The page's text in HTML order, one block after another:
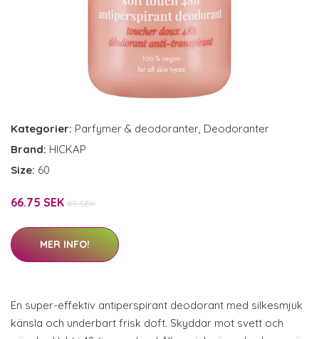
Kategorier: Parfymer & deodoranter, Deodoranter
Brand: HICKAP
Size: 60
66.75 SEK 89 SEK
MER INFO!
En super-effektiv antiperspirant deodorant med silkesmjuk
känsla och underbart frisk doft. Skyddar mot svett och